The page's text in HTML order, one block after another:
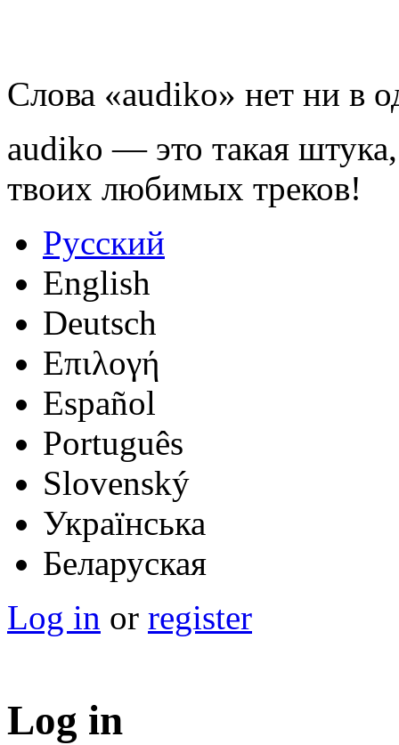
Слова «audiko» нет ни в
audiko — это такая
твоих любимых треков!
Русский
English
Deutsch
Επιλογή
Español
Português
Slovenský
Українська
Беларуская
Log in or register
Log in